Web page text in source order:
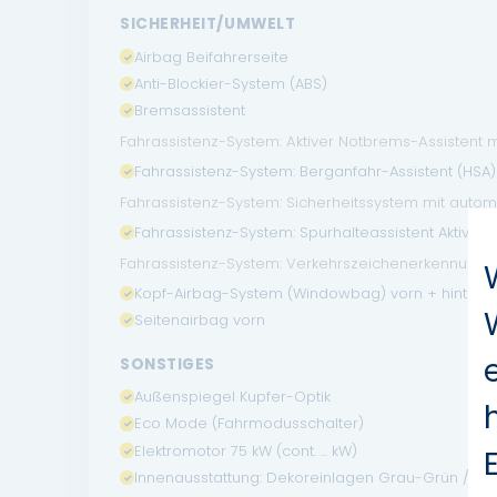
SICHERHEIT/UMWELT
Airbag Beifahrerseite
Anti-Blockier-System (ABS)
Bremsassistent
Fahrassistenz-System: Aktiver Notbrems-Assistent
Fahrassistenz-System: Berganfahr-Assistent (HSA)
Fahrassistenz-System: Sicherheitssystem mit
Fahrassistenz-System: Spurhalteassistent Aktiv
Fahrassistenz-System: Verkehrszeichenerkennung
Kopf-Airbag-System (Windowbag) vorn + hinten
Seitenairbag vorn
SONSTIGES
Außenspiegel Kupfer-Optik
Eco Mode (Fahrmodusschalter)
Elektromotor 75 kW (cont. ... kW)
Innenausstattung: Dekoreinlagen Grau-Grün /